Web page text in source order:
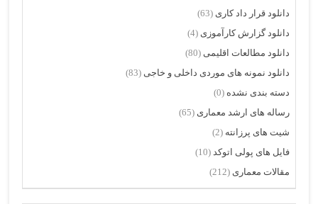
دانلود قرار داد کاری (63)
دانلود گزارش کارآموزی (4)
دانلود مطالعات اقلیمی (80)
دانلود نمونه های موردی داخلی و خاجی (83)
دسته بندی نشده (0)
رساله های ارشد معماری (65)
شیت های پرزانته (2)
فایل های پولی اتوکد (10)
مقالات معماری (212)